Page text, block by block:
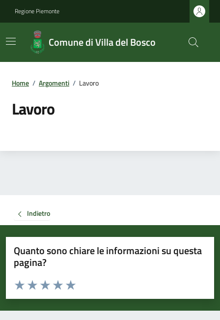
Regione Piemonte
Comune di Villa del Bosco
Home / Argomenti / Lavoro
Lavoro
Indietro
Quanto sono chiare le informazioni su questa
pagina?
Valuta da 1 a 5 stelle la pagina
Valuta 5 stelle su 5
Valuta 4 stelle su 5
Valuta 3 stelle su 5
Valuta 2 stelle su 5
Valuta 1 stelle su 5